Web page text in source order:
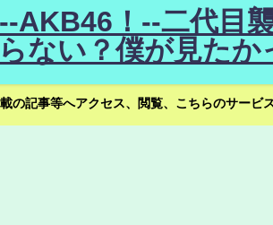
AKB46！--二代目
ない？僕が見た
の記事等へアクセス、閲覧、こちらのサー